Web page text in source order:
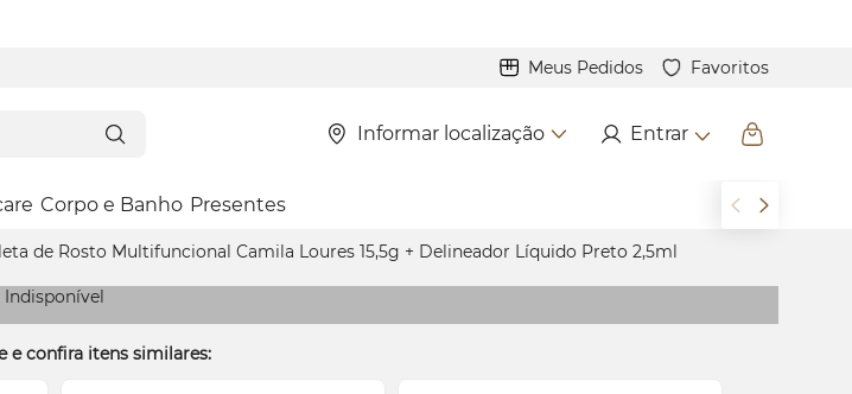
Meus Pedidos Favoritos
Informar localização Entrar
Corpo e Banho Presentes
de Rosto Multifuncional Camila Loures 15,5g + Delineador Líquido Preto 2,5ml
Indisponível
e confira itens similares: